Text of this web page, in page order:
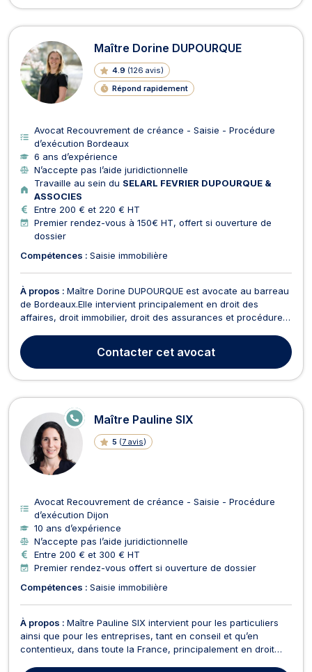
Maître Dorine DUPOURQUE
4.9 (126 avis)
Répond rapidement
Avocat Recouvrement de créance - Saisie - Procédure
d’exécution Bordeaux
6 ans d’expérience
N’accepte pas l’aide juridictionnelle
Travaille au sein du SELARL FEVRIER DUPOURQUE &
ASSOCIES
Entre 200 € et 220 € HT
Premier rendez-vous à 150€ HT, offert si ouverture de
dossier
Compétences : Saisie immobilière
À propos : Maître Dorine DUPOURQUE est avocate au barreau
de Bordeaux.Elle intervient principalement en droit des
affaires, droit immobilier, droit des assurances et procédures
contentieux. Elle accompagne une clientèle variée —
particuliers, entreprises, investisseurs et coproprié...
Contacter cet avocat
Maître Pauline SIX
5 (7 avis)
E
N
E
Avocat Recouvrement de créance - Saisie - Procédure
d’exécution Dijon
10 ans d’expérience
N’accepte pas l’aide juridictionnelle
Entre 200 € et 300 € HT
Premier rendez-vous offert si ouverture de dossier
Compétences : Saisie immobilière
À propos : Maître Pauline SIX intervient pour les particuliers
ainsi que pour les entreprises, tant en conseil et qu’en
contentieux, dans toute la France, principalement en droit